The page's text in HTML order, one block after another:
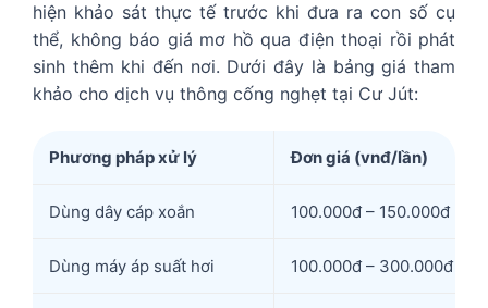
hiện khảo sát thực tế trước khi đưa ra con số cụ
thể, không báo giá mơ hồ qua điện thoại rồi phát
sinh thêm khi đến nơi. Dưới đây là bảng giá tham
khảo cho dịch vụ thông cống nghẹt tại Cư Jút:
Phương pháp xử lý Đơn giá (vnđ/lần)
Dùng dây cáp xoắn 100.000đ – 150.000đ
Dùng máy áp suất hơi 100.000đ – 300.000đ